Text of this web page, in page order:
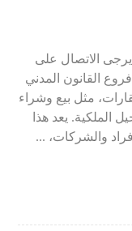
الاتصال على
فروع القانون المدني
مثل بيع وشراء
الملكية. يعد هذا
والشركات، ...